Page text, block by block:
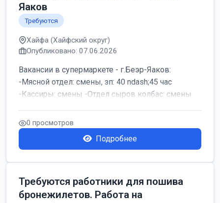
Яаков
Требуются
Хайфа (Хайфский округ)
Опубликовано: 07.06.2026
Вакансии в супермаркете - г.Беэр-Яаков:
-Мясной отдел: смены, зп: 40 ndash;45 час
-Кассиры: смены -Отдел сыров колбас: смены
0 просмотров
Подробнее
Требуются работники для пошива
бронежилетов. Работа на